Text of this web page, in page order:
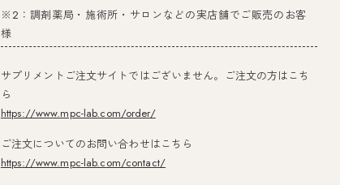
※2：調剤薬局・施術所・サロンなどの実店舗でご販売のお客
様
サプリメントご注文サイトではございません。ご注文の方はこち
ら
https://www.mpc-lab.com/order/
ご注文についてのお問い合わせはこちら
https://www.mpc-lab.com/contact/